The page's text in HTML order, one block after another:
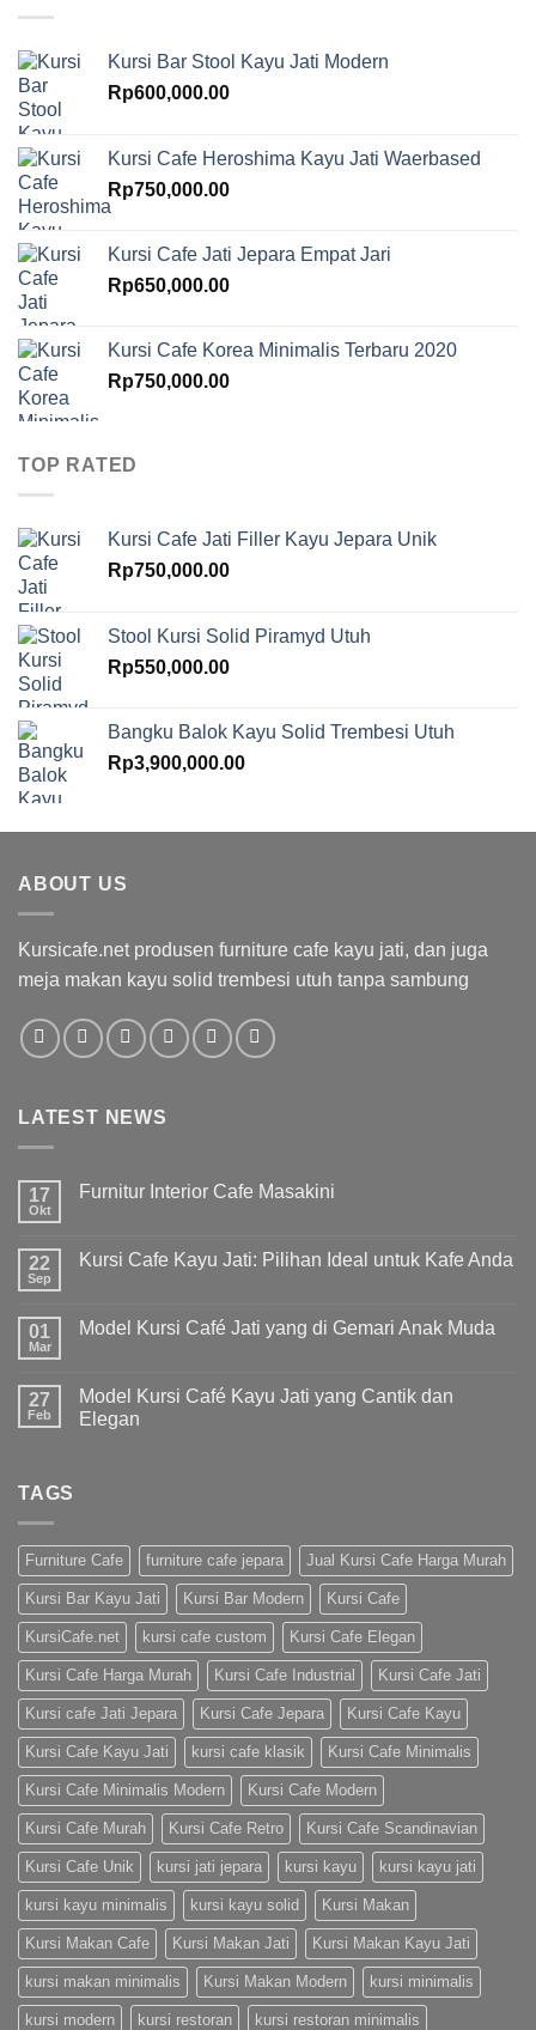
Kursi Bar Stool Kayu Jati Modern
Rp600,000.00
Kursi Cafe Heroshima Kayu Jati Waerbased
Rp750,000.00
Kursi Cafe Jati Jepara Empat Jari
Rp650,000.00
Kursi Cafe Korea Minimalis Terbaru 2020
Rp750,000.00
TOP RATED
Kursi Cafe Jati Filler Kayu Jepara Unik
Rp750,000.00
Stool Kursi Solid Piramyd Utuh
Rp550,000.00
Bangku Balok Kayu Solid Trembesi Utuh
Rp3,900,000.00
ABOUT US
Kursicafe.net produsen furniture cafe kayu jati, dan juga
meja makan kayu solid trembesi utuh tanpa sambung
LATEST NEWS
17
Okt
Furnitur Interior Cafe Masakini
22
Sep
Kursi Cafe Kayu Jati: Pilihan Ideal untuk Kafe Anda
01
Mar
Model Kursi Café Jati yang di Gemari Anak Muda
27
Feb
Model Kursi Café Kayu Jati yang Cantik dan
Elegan
TAGS
Furniture Cafe furniture cafe jepara Jual Kursi Cafe Harga Murah
Kursi Bar Kayu Jati Kursi Bar Modern Kursi Cafe
KursiCafe.net kursi cafe custom Kursi Cafe Elegan
Kursi Cafe Harga Murah Kursi Cafe Industrial Kursi Cafe Jati
Kursi cafe Jati Jepara Kursi Cafe Jepara Kursi Cafe Kayu
Kursi Cafe Kayu Jati kursi cafe klasik Kursi Cafe Minimalis
Kursi Cafe Minimalis Modern Kursi Cafe Modern
Kursi Cafe Murah Kursi Cafe Retro Kursi Cafe Scandinavian
Kursi Cafe Unik kursi jati jepara kursi kayu kursi kayu jati
kursi kayu minimalis kursi kayu solid Kursi Makan
Kursi Makan Cafe Kursi Makan Jati Kursi Makan Kayu Jati
kursi makan minimalis Kursi Makan Modern kursi minimalis
kursi modern kursi restoran kursi restoran minimalis